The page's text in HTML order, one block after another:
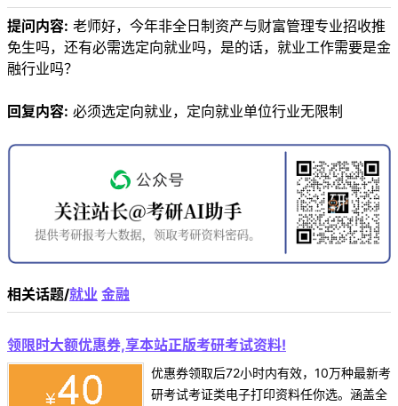
提问内容: 老师好，今年非全日制资产与财富管理专业招收推
免生吗，还有必需选定向就业吗，是的话，就业工作需要是金
融行业吗？
回复内容: 必须选定向就业，定向就业单位行业无限制
相关话题/就业 金融
领限时大额优惠券,享本站正版考研考试资料!
优惠券领取后72小时内有效，10万种最新考
研考试考证类电子打印资料任你选。涵盖全